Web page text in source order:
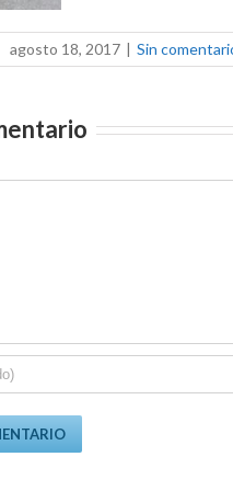
agosto 18, 2017 | Sin